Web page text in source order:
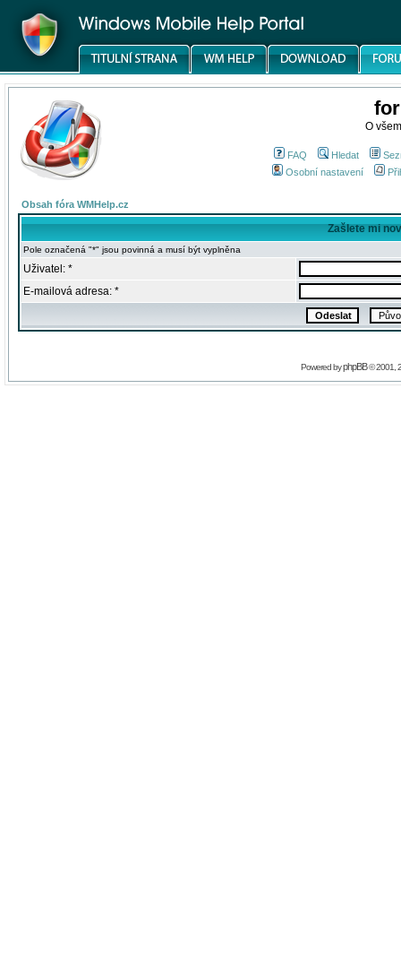
O
FAQ Hledat
Osobní nastavení
Obsah fóra WMHelp.cz
Zašlete mi
Pole označená "*" jsou povinná a musí být vyplněna
Uživatel: *
E-mailová adresa: *
Powered byphpBB© 2001,